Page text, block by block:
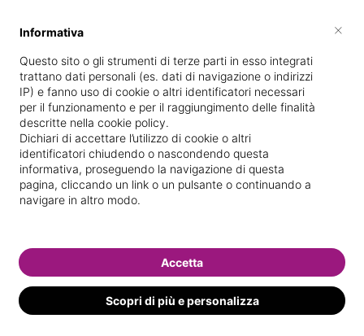
Informazioni
VIA FIRENZE 4/7 Indicazioni stradali
Informativa
Questo sito o gli strumenti di terze parti in esso integrati
trattano dati personali (es. dati di navigazione o indirizzi
IP) e fanno uso di cookie o altri identificatori necessari
per il funzionamento e per il raggiungimento delle finalità
descritte nella cookie policy.
Dichiari di accettare l’utilizzo di cookie o altri
identificatori chiudendo o nascondendo questa
informativa, proseguendo la navigazione di questa
pagina, cliccando un link o un pulsante o continuando a
navigare in altro modo.
Scopri di più e personalizza
Accetta
×